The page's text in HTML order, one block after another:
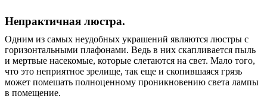
Непрактичная люстра.
Одним из самых неудобных украшений являются люстры с
горизонтальными плафонами. Ведь в них скапливается пыль
и мертвые насекомые, которые слетаются на свет. Мало того,
что это неприятное зрелище, так еще и скопившаяся грязь
может помешать полноценному проникновению света лампы
в помещение.